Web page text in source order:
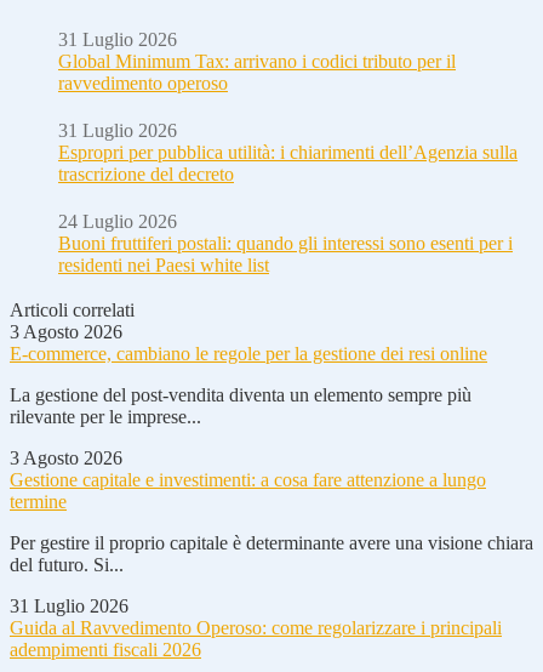
31 Luglio 2026
Global Minimum Tax: arrivano i codici tributo per il
ravvedimento operoso
31 Luglio 2026
Espropri per pubblica utilità: i chiarimenti dell’Agenzia sulla
trascrizione del decreto
24 Luglio 2026
Buoni fruttiferi postali: quando gli interessi sono esenti per i
residenti nei Paesi white list
Articoli correlati
3 Agosto 2026
E-commerce, cambiano le regole per la gestione dei resi online
La gestione del post-vendita diventa un elemento sempre più
rilevante per le imprese...
3 Agosto 2026
Gestione capitale e investimenti: a cosa fare attenzione a lungo
termine
Per gestire il proprio capitale è determinante avere una visione chiara
del futuro. Si...
31 Luglio 2026
Guida al Ravvedimento Operoso: come regolarizzare i principali
adempimenti fiscali 2026